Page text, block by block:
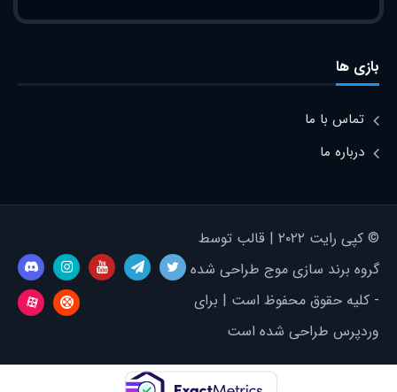
بازی ها
تماس با ما
درباره ما
© کپی رایت ۲۰۲۲ | قالب توسط
گروه برند سازی موج طراحی شده
- کلیه حقوق محفوظ است | برای
وردپرس طراحی شده است